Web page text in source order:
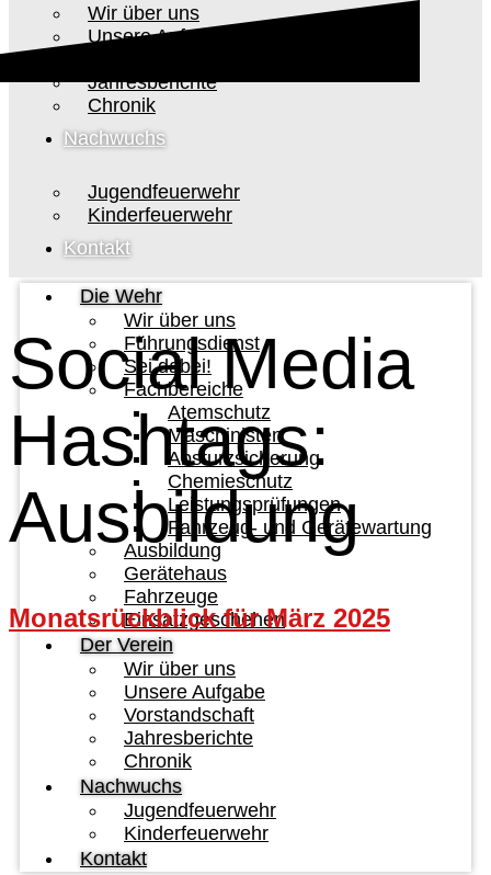
Wir über uns
Unsere Aufgabe
Jahresberichte
Chronik
Nachwuchs
Jugendfeuerwehr
Kinderfeuerwehr
Kontakt
Die Wehr
Wir über uns
Führungsdienst
Sei dabei!
Fachbereiche
Atemschutz
Maschinisten
Absturzsicherung
Chemieschutz
Leistungsprüfungen
Fahrzeug- und Gerätewartung
Ausbildung
Gerätehaus
Fahrzeuge
Einsatzgeschehen
Der Verein
Wir über uns
Unsere Aufgabe
Vorstandschaft
Jahresberichte
Chronik
Nachwuchs
Jugendfeuerwehr
Kinderfeuerwehr
Kontakt
Social Media
Hashtags:
Ausbildung
Monatsrückblick für März 2025